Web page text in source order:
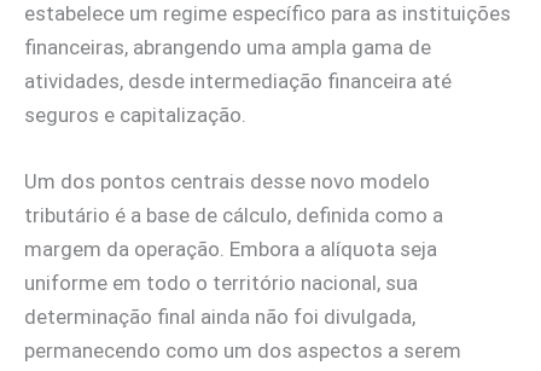
estabelece um regime específico para as instituições
financeiras, abrangendo uma ampla gama de
atividades, desde intermediação financeira até
seguros e capitalização.
Um dos pontos centrais desse novo modelo
tributário é a base de cálculo, definida como a
margem da operação. Embora a alíquota seja
uniforme em todo o território nacional, sua
determinação final ainda não foi divulgada,
permanecendo como um dos aspectos a serem